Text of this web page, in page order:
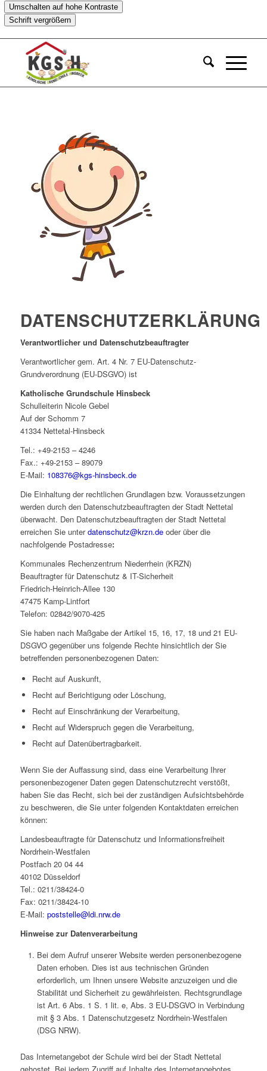
Umschalten auf hohe Kontraste
Schrift vergrößern
DATENSCHUTZERKLÄRUNG
Verantwortlicher und Datenschutzbeauftragter
Verantwortlicher gem. Art. 4 Nr. 7 EU-Datenschutz-
Grundverordnung (EU-DSGVO) ist
Katholische Grundschule Hinsbeck
Schulleiterin Nicole Gebel
Auf der Schomm 7
41334 Nettetal-Hinsbeck
Tel.: +49-2153 – 4246
Fax.: +49-2153 – 89079
E-Mail: 108376@kgs-hinsbeck.de
Die Einhaltung der rechtlichen Grundlagen bzw. Voraussetzungen
werden durch den Datenschutzbeauftragten der Stadt Nettetal
überwacht. Den Datenschutzbeauftragten der Stadt Nettetal
erreichen Sie unterdatenschutz@krzn.deoder über die
nachfolgende Postadresse:
Kommunales Rechenzentrum Niederrhein (KRZN)
Beauftragter für Datenschutz & IT-Sicherheit
Friedrich-Heinrich-Allee 130
47475 Kamp-Lintfort
Telefon: 02842/9070-425
Sie haben nach Maßgabe der Artikel 15, 16, 17, 18 und 21 EU-
DSGVO gegenüber uns folgende Rechte hinsichtlich der Sie
betreffenden personenbezogenen Daten:
Recht auf Auskunft,
Recht auf Berichtigung oder Löschung,
Recht auf Einschränkung der Verarbeitung,
Recht auf Widerspruch gegen die Verarbeitung,
Recht auf Datenübertragbarkeit.
Wenn Sie der Auffassung sind, dass eine Verarbeitung Ihrer
personenbezogener Daten gegen Datenschutzrecht verstößt,
haben Sie das Recht, sich bei der zuständigen Aufsichtsbehörde
zu beschweren, die Sie unter folgenden Kontaktdaten erreichen
können:
Landesbeauftragte für Datenschutz und Informationsfreiheit
Nordrhein-Westfalen
Postfach 20 04 44
40102 Düsseldorf
Tel.: 0211/38424-0
Fax: 0211/38424-10
E-Mail: poststelle@ldi.nrw.de
Hinweise zur Datenverarbeitung
Bei dem Aufruf unserer Website werden personenbezogene
Daten erhoben. Dies ist aus technischen Gründen
erforderlich, um Ihnen unsere Website anzuzeigen und die
Stabilität und Sicherheit zu gewährleisten. Rechtsgrundlage
ist Art. 6 Abs. 1 S. 1 lit. e, Abs. 3 EU-DSGVO in Verbindung
mit § 3 Abs. 1 Datenschutzgesetz Nordrhein-Westfalen
(DSG NRW).
Das Internetangebot der Schule wird bei der Stadt Nettetal
gehostet. Bei jedem Zugriff auf Inhalte des Internetangebotes